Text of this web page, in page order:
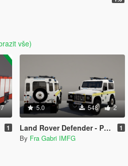
vše)
1
5.0 548 2
Land Rover Defender - Protezione Civile 1
By Fra Gabri IMFG